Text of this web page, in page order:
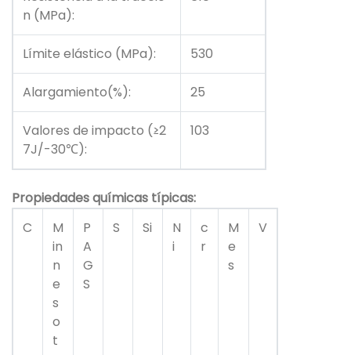
n (MPa):
Límite elástico (MPa): 530
Alargamiento(%): 25
Valores de impacto (≥2
7J/-30℃):
103
Propiedades químicas típicas:
C
M
in
n
e
s
o
t
P
A
G
S
S Si
N
i
c
r
M
e
s
V